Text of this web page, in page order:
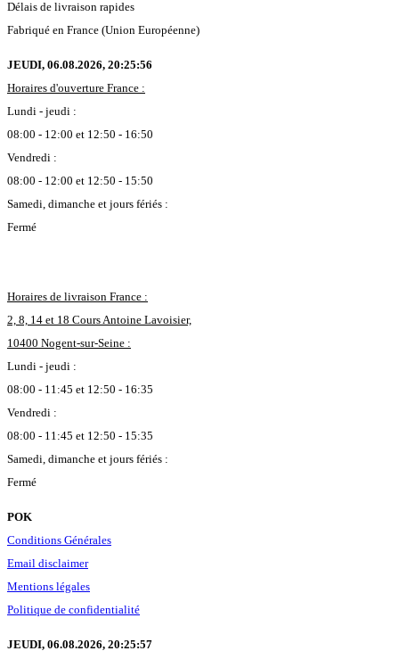
Délais de livraison rapides
Fabriqué en France (Union Européenne)
JEUDI, 06.08.2026, 20:25:56
Horaires d'ouverture France :
Lundi - jeudi :
08:00 - 12:00 et 12:50 - 16:50
Vendredi :
08:00 - 12:00 et 12:50 - 15:50
Samedi, dimanche et jours fériés :
Fermé
Horaires de livraison France :
2, 8, 14 et 18 Cours Antoine Lavoisier,
10400 Nogent-sur-Seine :
Lundi - jeudi :
08:00 - 11:45 et 12:50 - 16:35
Vendredi :
08:00 - 11:45 et 12:50 - 15:35
Samedi, dimanche et jours fériés :
Fermé
POK
Conditions Générales
Email disclaimer
Mentions légales
Politique de confidentialité
JEUDI, 06.08.2026, 20:25:57